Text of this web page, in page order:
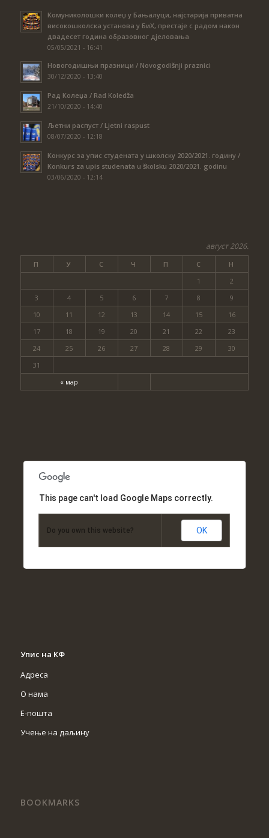
Комуниколошки колеџ у Бањалуци, најстарија приватна
високошколска установа у БиХ, престаје с радом након
двадесет година образовног дјеловања
05/05/2021 - 16:41
Новогодишњи празници / Novogodišnji praznici
30/12/2020 - 13:40
Рад Колеџа / Rad Koledža
21/10/2020 - 14:40
Љетни распуст / Ljetni raspust
08/07/2020 - 12:18
Конкурс за упис студената у школску 2020/2021. годину /
Konkurs za upis studenata u školsku 2020/2021. godinu
03/06/2020 - 12:14
август 2026.
П У С Ч П С Н
« мар
1
2
3
4 5 6 7 8
9
10
11 12 13 14 15
16
17
18 19 20 21 22
23
24
25 26 27 28 29
30
31
This page can't load Google Maps correctly.
Do you own this website? OK
Упис на КФ
Адреса
О нама
Е-пошта
Учење на даљину
BOOKMARKS